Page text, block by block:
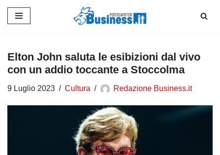
contenuto
Elton John saluta le esibizioni dal vivo
con un addio toccante a Stoccolma
9 Luglio 2023 Cultura Redazione Business.it